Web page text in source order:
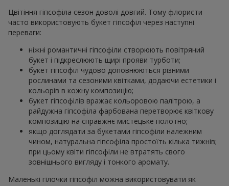
Цвітіння гіпсофіла сезон доволі довгий. Тому флористи
часто використовують букет гіпсофіл через наступні
переваги:
ніжні романтичні гіпсофіли створюють повітряний
букет і підкреслюють щирі прояви турботи;
букет гіпсофіл чудово доповнюються різними
рослинами та сезоними квітками, додаючи естетики і
кольорів в кожну композицію;
букет гіпсофілів вражає кольоровою палітрою, а
райдужна гіпсофіла фарбована перетворює квіткову
композицію на справжнє мистецьке полотно;
якщо доглядати за букетами гіпсофіли належним
чином, натуральна гіпсофіла простоїть кілька тижнів;
при цьому квіти гіпсофіли не втратять свого
зовнішнього вигляду і тонкого аромату.
Маленькі гілочки гіпсофіл можна використовувати як